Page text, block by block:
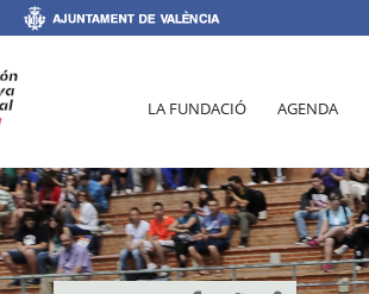
LA FUNDACIÓ AGENDA